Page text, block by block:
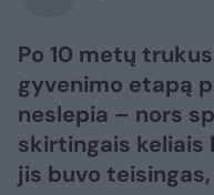
Po 10 metų
gyvenimo etapą
neslepia – nors
skirtingais keliais
jis buvo